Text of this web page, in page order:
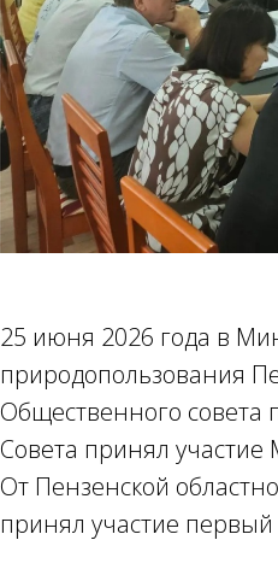
25 июня 2026 года в
природопользования
Общественного совета
Совета принял
От Пензенской
принял участие